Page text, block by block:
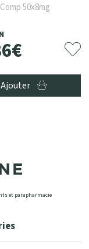
50x8mg
€
Ajouter
et parapharmacie